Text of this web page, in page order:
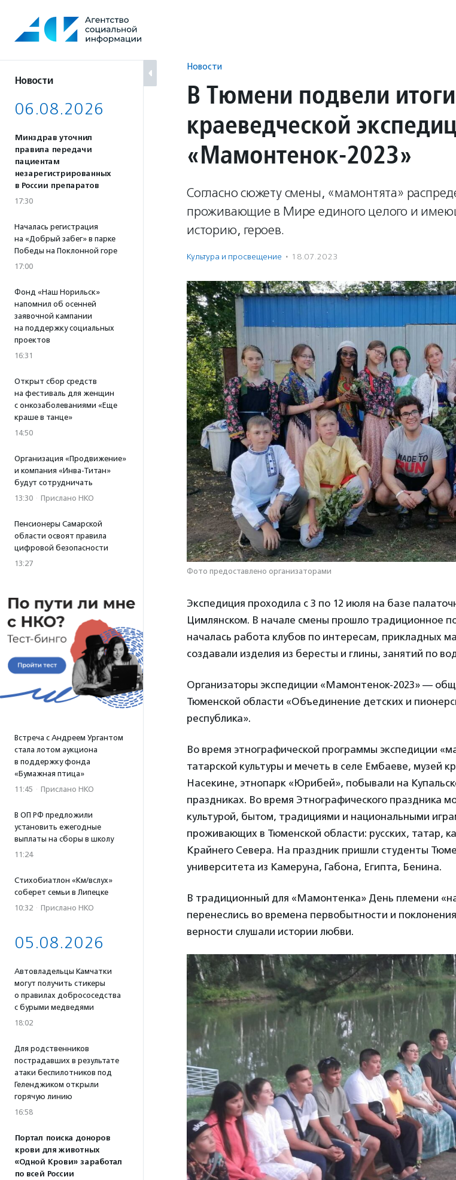
содержанию
Новости
06.08.2026
Минздрав уточнил
правила передачи
пациентам
незарегистрированных
в России препаратов
17:30
Началась регистрация
на «Добрый забег» в парке
Победы на Поклонной горе
17:00
Фонд «Наш Норильск»
напомнил об осенней
заявочной кампании
на поддержку социальных
проектов
16:31
Открыт сбор средств
на фестиваль для женщин
с онкозаболеваниями «Еще
краше в танце»
14:50
Организация «Продвижение»
и компания «Инва-Титан»
будут сотрудничать
13:30 · Прислано НКО
Пенсионеры Самарской
области освоят правила
цифровой безопасности
13:27
Встреча с Андреем Ургантом
стала лотом аукциона
в поддержку фонда
«Бумажная птица»
11:45 · Прислано НКО
В ОП РФ предложили
установить ежегодные
выплаты на сборы в школу
11:24
Стихобиатлон «Км/вслух»
соберет семьи в Липецке
10:32 · Прислано НКО
05.08.2026
Автовладельцы Камчатки
могут получить стикеры
о правилах добрососедства
с бурыми медведями
18:02
Для родственников
пострадавших в результате
атаки беспилотников под
Геленджиком открыли
горячую линию
16:58
Портал поиска доноров
крови для животных
«Одной Крови» заработал
по всей России
Новости
В Тюмени подвели
краеведческой
«Мамонтенок-2023»
Согласно сюжету смены, «мамонтята»
проживающие в Мире единого целого и
историю, героев.
Культура и просвещение · 18.07.2023
Фото предоставлено организаторами
Экспедиция проходила с 3 по 12 июля на базе
Цимлянском. В начале смены прошло традиционное
началась работа клубов по интересам, прикладных
создавали изделия из бересты и глины, занятий по
Организаторы экспедиции «Мамонтенок-2023» —
Тюменской области «Объединение детских и
республика».
Во время этнографической программы экспедиции
татарской культуры и мечеть в селе Ембаеве, музей
Насекине, этнопарк «Юрибей», побывали на
праздниках. Во время Этнографического праздника
культурой, бытом, традициями и национальными
проживающих в Тюменской области: русских, татар,
Крайнего Севера. На праздник пришли студенты
университета из Камеруна, Габона, Египта, Бенина.
В традиционный для «Мамонтенка» День племени
перенеслись во времена первобытности и
верности слушали истории любви.